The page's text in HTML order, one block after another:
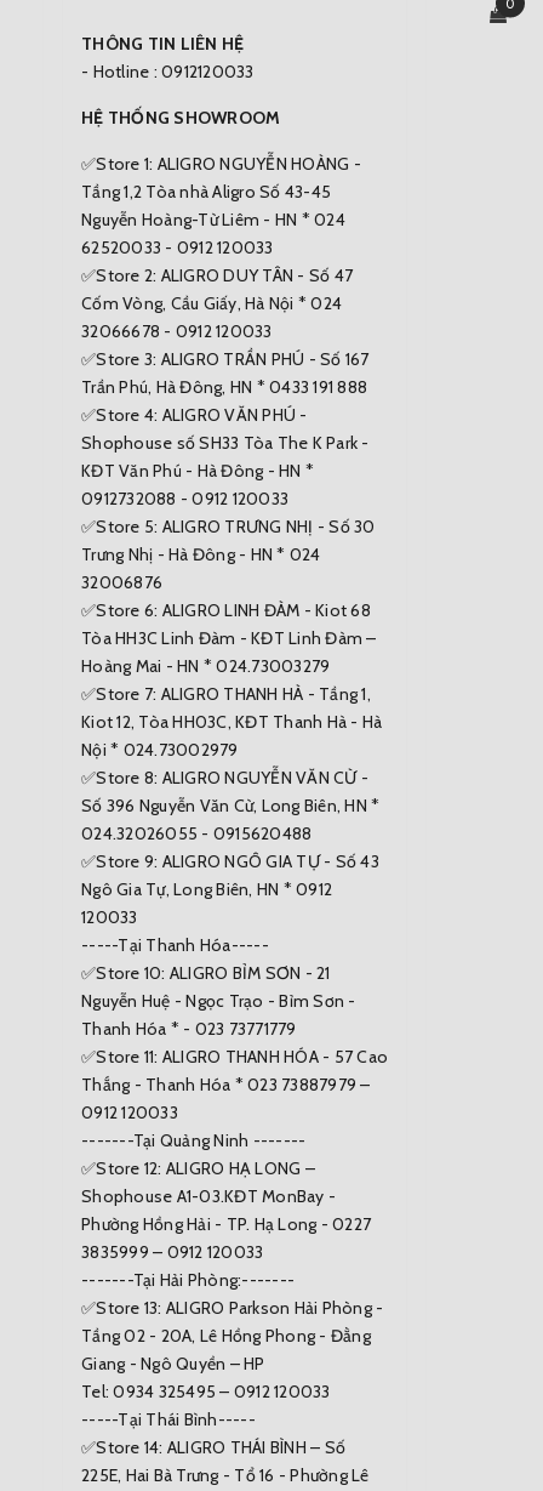
THÔNG TIN LIÊN HỆ
- Hotline : 0912120033
HỆ THỐNG SHOWROOM
✅Store 1: ALIGRO NGUYỄN HOÀNG -
Tầng 1,2 Tòa nhà Aligro Số 43-45
Nguyễn Hoàng-Từ Liêm - HN * 024
62520033 - 0912 120033
✅Store 2: ALIGRO DUY TÂN - Số 47
Cốm Vòng, Cầu Giấy, Hà Nội * 024
32066678 - 0912 120033
✅Store 3: ALIGRO TRẦN PHÚ - Số 167
Trần Phú, Hà Đông, HN * 0433 191 888
✅Store 4: ALIGRO VĂN PHÚ -
Shophouse số SH33 Tòa The K Park -
KĐT Văn Phú - Hà Đông - HN *
0912732088 - 0912 120033
✅Store 5: ALIGRO TRƯNG NHỊ - Số 30
Trưng Nhị - Hà Đông - HN * 024
32006876
✅Store 6: ALIGRO LINH ĐÀM - Kiot 68
Tòa HH3C Linh Đàm - KĐT Linh Đàm –
Hoàng Mai - HN * 024.73003279
✅Store 7: ALIGRO THANH HÀ - Tầng 1,
Kiot 12, Tòa HH03C, KĐT Thanh Hà - Hà
Nội * 024.73002979
✅Store 8: ALIGRO NGUYỄN VĂN CỪ -
Số 396 Nguyễn Văn Cừ, Long Biên, HN *
024.32026055 - 0915620488
✅Store 9: ALIGRO NGÔ GIA TỰ - Số 43
Ngô Gia Tự, Long Biên, HN * 0912
120033
-----Tại Thanh Hóa-----
✅Store 10: ALIGRO BỈM SƠN - 21
Nguyễn Huệ - Ngọc Trạo - Bỉm Sơn -
Thanh Hóa * - 023 73771779
✅Store 11: ALIGRO THANH HÓA - 57 Cao
Thắng - Thanh Hóa * 023 73887979 –
0912 120033
-------Tại Quảng Ninh -------
✅Store 12: ALIGRO HẠ LONG –
Shophouse A1-03.KĐT MonBay -
Phường Hồng Hải - TP. Hạ Long - 0227
3835999 – 0912 120033
-------Tại Hải Phòng:-------
✅Store 13: ALIGRO Parkson Hải Phòng -
Tầng 02 - 20A, Lê Hồng Phong - Đằng
Giang - Ngô Quyền – HP
Tel: 0934 325495 – 0912 120033
-----Tại Thái Bình-----
✅Store 14: ALIGRO THÁI BÌNH – Số
225E, Hai Bà Trưng - Tổ 16 - Phường Lê